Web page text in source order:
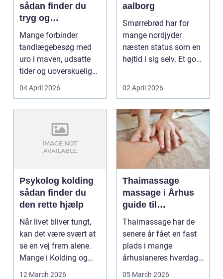
sådan finder du
tryg og
professionel
tandpleje
Mange forbinder
tandlægebesøg med
uro i maven, udsatte
tider og uoverskuelige
priser. Samtidig ved
04 April 2026
aalborg
Smørrebrød har for
mange nordjyder
næsten status som en
højtid i sig selv. Et godt
02 April 2026
Psykolog kolding
sådan finder du
den rette hjælp
Når livet bliver tungt,
kan det være svært at
se en vej frem alene.
Mange i Kolding og
omegn søger p...
12 March 2026
Thaimassage
massage i Århus
guide til
afslapning,
smidighed og
bedre velvære
Thaimassage har de
senere år fået en fast
plads i mange
århusianeres hverdag.
Flere bruger den både
05 March 2026